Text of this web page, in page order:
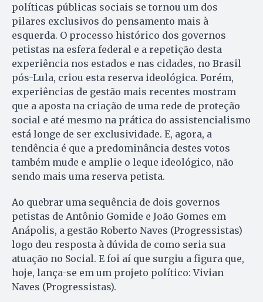
políticas públicas sociais se tornou um dos
pilares exclusivos do pensamento mais à
esquerda. O processo histórico dos governos
petistas na esfera federal e a repetição desta
experiência nos estados e nas cidades, no Brasil
pós-Lula, criou esta reserva ideológica. Porém,
experiências de gestão mais recentes mostram
que a aposta na criação de uma rede de proteção
social e até mesmo na prática do assistencialismo
está longe de ser exclusividade. E, agora, a
tendência é que a predominância destes votos
também mude e amplie o leque ideológico, não
sendo mais uma reserva petista.
Ao quebrar uma sequência de dois governos
petistas de Antônio Gomide e João Gomes em
Anápolis, a gestão Roberto Naves (Progressistas)
logo deu resposta à dúvida de como seria sua
atuação no Social. E foi aí que surgiu a figura que,
hoje, lança-se em um projeto político: Vivian
Naves (Progressistas).